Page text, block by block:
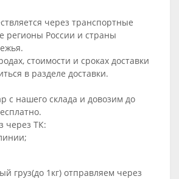
через транспортные
регионы России и страны
стоимости и сроках доставки
в разделе доставки.
с нашего склада и довозим до
через ТК:
груз(до 1кг) отправляем через